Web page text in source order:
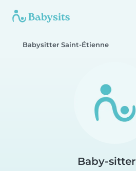
Babysitter Saint-Étienne
Baby-sitter